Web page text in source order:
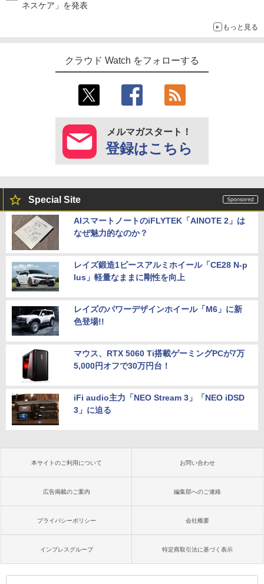
ネスケア」を発表
もっと見る
クラウド Watch をフォローする
メルマガスタート！
登録はこちら
Special Site
AIスマートノートのiFLYTEK「AINOTE 2」は
なぜ魅力的なのか？
レイズ鍛造1ピースアルミホイール「CE28 N-p
lus」軽量なままに剛性を向上
レイズのパワーデザインホイール「M6」に新
色登場!!
マウス、RTX 5060 Ti搭載ゲーミングPCが7万
5,000円オフで30万円台！
iFi audio主力「NEO Stream 3」「NEO iDSD
3」に迫る
本サイトのご利用について お問い合わせ
広告掲載のご案内 編集部へのご連絡
プライバシーポリシー 会社概要
インプレスグループ 特定商取引法に基づく表示